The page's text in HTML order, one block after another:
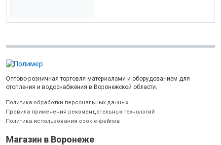
Оптово-розничная торговля материалами и оборудованием для
отопления и водоснабжения в Воронежской области.
Политика обработки персональных данных
Правила применения рекомендательных технологий
Политика использования cookie-файлов
Магазин в Воронеже